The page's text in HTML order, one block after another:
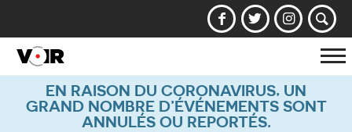
la
EN RAISON DU CORONAVIRUS, UN
GRAND NOMBRE D’ÉVÉNEMENTS SONT
ANNULÉS OU REPORTÉS.